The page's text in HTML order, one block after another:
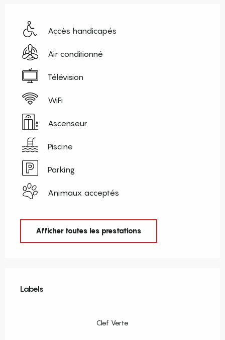
Accès handicapés
Air conditionné
Télévision
WiFi
Ascenseur
Piscine
Parking
Animaux acceptés
Afficher toutes les prestations
Labels
Labels
Clef Verte